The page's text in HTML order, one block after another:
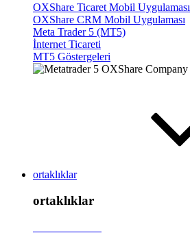
OXShare Ticaret Mobil Uygulaması
OXShare CRM Mobil Uygulaması
Meta Trader 5 (MT5)
İnternet Ticareti
MT5 Göstergeleri
ortaklıklar
ortaklıklar